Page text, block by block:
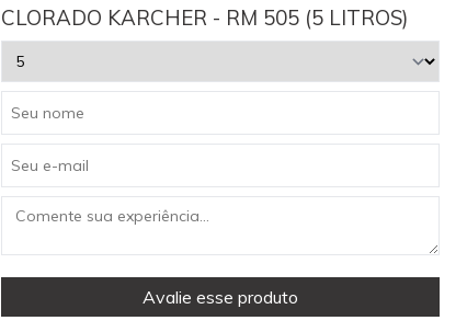
CLORADO KARCHER - RM 505 (5 LITROS)
Avalie esse produto